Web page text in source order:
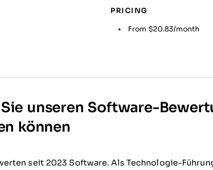
PRICING
From $20.83/month
unseren Software-
können
seit 2023 Software. Als Technologie-